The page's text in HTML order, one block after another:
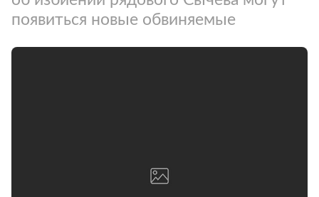
появиться новые обвиняемые